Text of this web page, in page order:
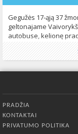
Gegužės 17-ąją 37
geltonajame
autobuse, kelionę
LGBT centro.
ir mojuojant
išvažiavo į Vilniaus
keleiviai sustojo
Vilniaus miesto
Kiekvienoje iš šių
autobuso keleivių
100-o metrų ilgio
Publikavo:Aliona, LGL
Kategorijos:Kultūra,LGL,
Naujienos,Žmogaus
Žymos:homofobija,lgbt
Vaivorykšės duenos,
PRADŽIA
KONTAKTAI
PRIVATUMO POLITIKA